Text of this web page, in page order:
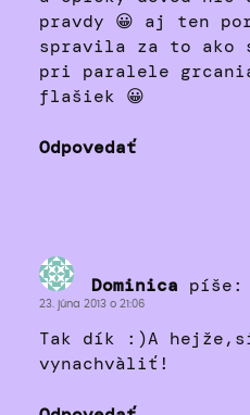
pravdy 😀 aj ten
spravila za to ako
pri paralele
flašiek 😀
Odpovedať
Dominica píše:
23. júna 2013 o 21:06
Tak dík :)A
vynachvàliť!